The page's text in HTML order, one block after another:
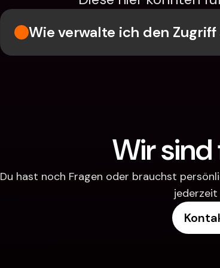
Wie verwalte ich den
Wir
Du hast noch Fragen oder brauchst